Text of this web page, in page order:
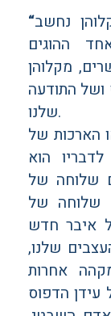
נחשב
ההוגים
מקלוהן
ושל התודעה
שלנו.
הארכות של
הוא
שלוחה של
שלוחה של
איבר חדש
שלנו,
אחרות
הדפוס